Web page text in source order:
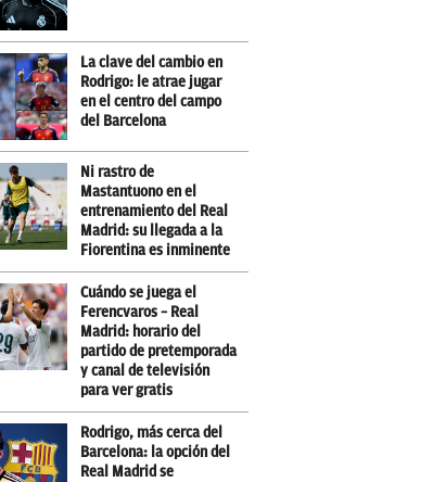
La clave del cambio en
Rodrigo: le atrae jugar
en el centro del campo
del Barcelona
Ni rastro de
Mastantuono en el
entrenamiento del Real
Madrid: su llegada a la
Fiorentina es inminente
Cuándo se juega el
Ferencvaros – Real
Madrid: horario del
partido de pretemporada
y canal de televisión
para ver gratis
Rodrigo, más cerca del
Barcelona: la opción del
Real Madrid se